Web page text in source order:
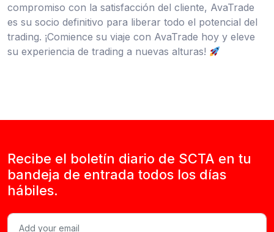
compromiso con la satisfacción del cliente, AvaTrade
es su socio definitivo para liberar todo el potencial del
trading. ¡Comience su viaje con AvaTrade hoy y eleve
su experiencia de trading a nuevas alturas!
Recibe el boletín diario de SCTA en tu
bandeja de entrada todos los días
hábiles.